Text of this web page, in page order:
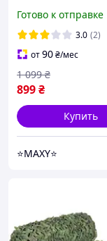
стяжек
Готово к отправке
3.0 (2)
от90₴/мес
899₴
1 099 ₴
Купить
⭐MAXY⭐